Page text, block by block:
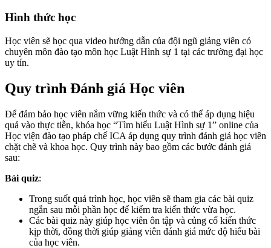
Hình thức học
Học viên sẽ học qua video hướng dẫn của đội ngũ giảng viên có
chuyên môn đào tạo môn học Luật Hình sự 1 tại các trường đại học
uy tín.
Quy trình Đánh giá Học viên
Để đảm bảo học viên nắm vững kiến thức và có thể áp dụng hiệu
quả vào thực tiễn, khóa học “Tìm hiểu Luật Hình sự 1” online của
Học viện đào tạo pháp chế ICA áp dụng quy trình đánh giá học viên
chặt chẽ và khoa học. Quy trình này bao gồm các bước đánh giá
sau:
Bài quiz:
Trong suốt quá trình học, học viên sẽ tham gia các bài quiz
ngắn sau mỗi phần học để kiểm tra kiến thức vừa học.
Các bài quiz này giúp học viên ôn tập và củng cố kiến thức
kịp thời, đồng thời giúp giảng viên đánh giá mức độ hiểu bài
của học viên.